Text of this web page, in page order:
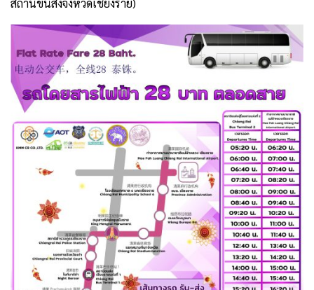
สถานีขนส่งจังหวัดเชียงราย)